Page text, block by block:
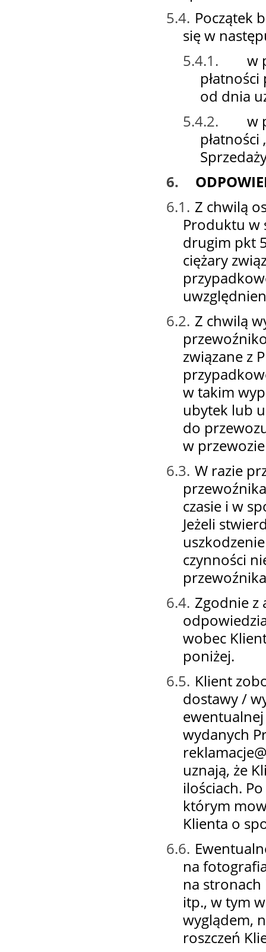
5.4. Początek
się w
5.4.1.
w
od dnia
5.4.2.
w
6.
6.1. Z chwilą
Produktu w
drugim pkt
ciężary
6.2. Z chwilą
związane z
w takim
ubytek lub
do
w
6.3. W razie
czasie i w
Jeżeli
czynności
6.4. Zgodnie z
wobec
poniżej.
6.5. Klient
dostawy /
wydanych
uznają, że
ilościach.
którym
Klienta o
6.6.
na
na
itp., w tym
wyglądem,
roszczeń